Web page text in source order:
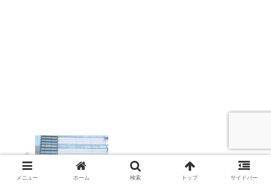
SEOだけで上場するのは可能なのか？
メニュー ホーム 検索 トップ サイドバー